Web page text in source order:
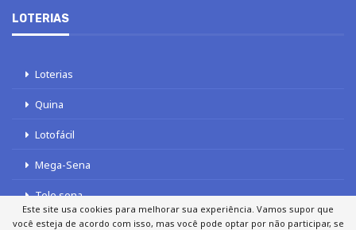
LOTERIAS
Loterias
Quina
Lotofácil
Mega-Sena
Tele sena
Este site usa cookies para melhorar sua experiência. Vamos supor que
você esteja de acordo com isso, mas você pode optar por não participar, se